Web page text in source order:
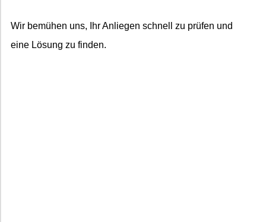
Wir bemühen uns, Ihr Anliegen schnell zu prüfen und
eine Lösung zu finden.